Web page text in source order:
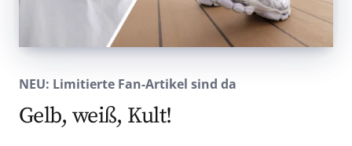
NEU: Limitierte Fan-Artikel sind da
Gelb, weiß, Kult!